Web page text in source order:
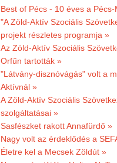
Best of Pécs - 10 éves a
"A Zöld-Aktív Szociális
projekt részletes programja »
Az Zöld-Aktív Szociális
Orfűn tartották »
"Látvány-disznóvágás" volt a
Aktívnál »
A Zöld-Aktív Szociális
szolgáltatásai »
Sasfészket rakott Annafürdő »
Nagy volt az érdeklődés a
Életre kel a Mecsek Zöldút »